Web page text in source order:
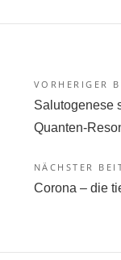
VORHERIGER
Salutogenese
Quanten-
NÄCHSTER
Corona – die